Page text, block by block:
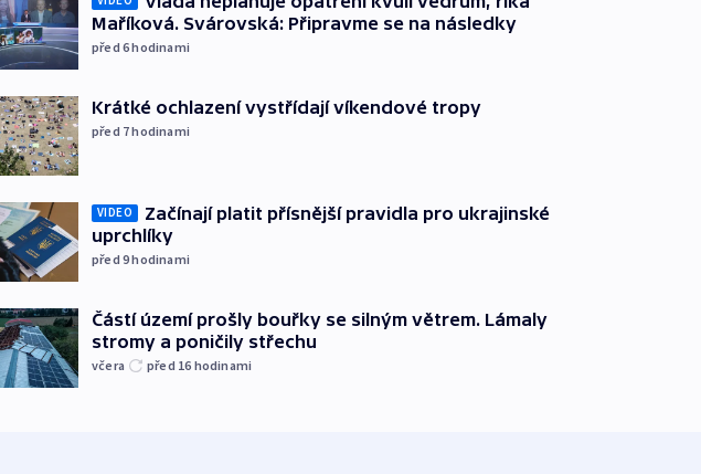
Maříková. Svárovská: Připravme se na následky
před 6hodinami
Krátké ochlazení vystřídají víkendové tropy
před 7hodinami
VIDEO
Začínají platit přísnější pravidla pro ukrajinské
uprchlíky
před 9hodinami
Částí území prošly bouřky se silným větrem. Lámaly
stromy a poničily střechu
včera před 16 hodinami